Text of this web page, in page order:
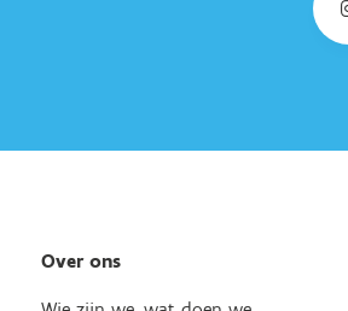
Over ons